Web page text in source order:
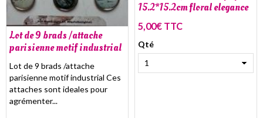
Lot de 9 brads /attache
parisienne motif industrial
Lot de 9 brads /attache
parisienne motif industrial Ces
attaches sont ideales pour
agrémenter...
15.2*15.2cm floral elegance
5,00€ TTC
Qté